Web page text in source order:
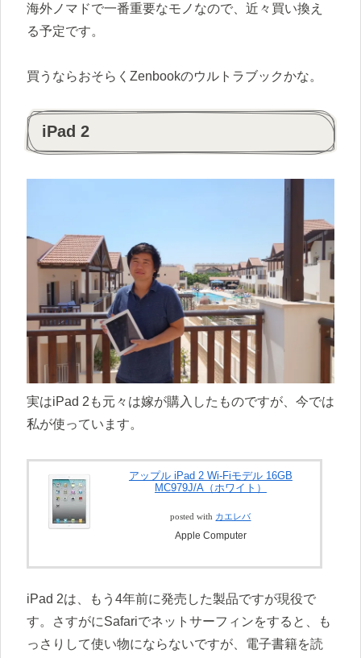
海外ノマドで一番重要なモノなので、近々買い換え
る予定です。
買うならおそらくZenbookのウルトラブックかな。
iPad 2
実はiPad 2も元々は嫁が購入したものですが、今では
私が使っています。
アップル iPad 2 Wi-Fiモデル 16GB
MC979J/A（ホワイト）
posted with カエレバ
Apple Computer
iPad 2は、もう4年前に発売した製品ですが現役で
す。さすがにSafariでネットサーフィンをすると、も
っさりして使い物にならないですが、電子書籍を読